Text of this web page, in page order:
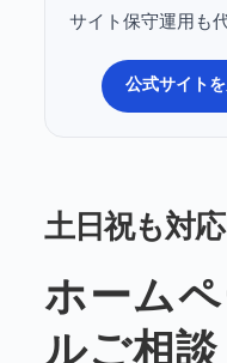
サイト保守運用も
公式サイト
土日祝も対
ホーム